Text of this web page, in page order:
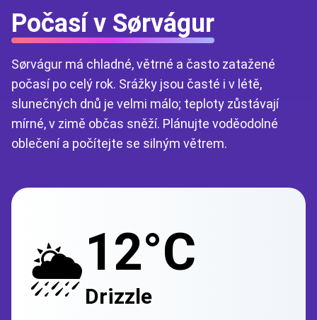
Počasí v Sørvágur
Sørvágur má chladné, větrné a často zatažené
počasí po celý rok. Srážky jsou časté i v létě,
slunečných dnů je velmi málo; teploty zůstávají
mírné, v zimě občas sněží. Plánujte voděodolné
oblečení a počítejte se silným větrem.
🌦️12°C
Drizzle